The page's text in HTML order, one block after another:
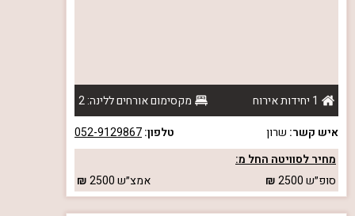
1 יחידות אירוח
מקסימום אורחים ללינה: 2
איש קשר: שרון טלפון:052-9129867
מחיר לסוויטה החל מ:
סופ״ש2500 אמצ״ש2500